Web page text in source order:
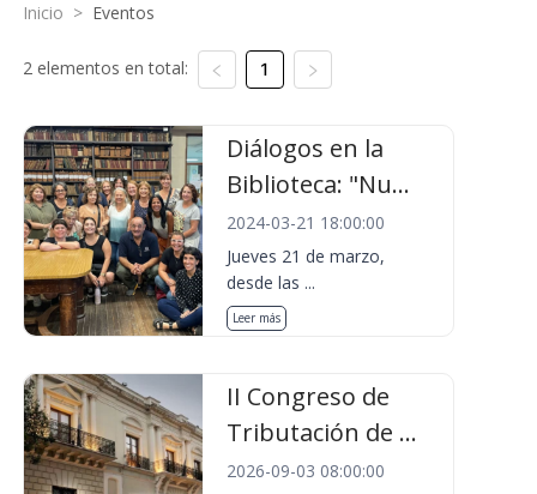
Inicio > Eventos
2 elementos en total: 1
Diálogos en la
Biblioteca: "Nu...
2024-03-21 18:00:00
Jueves 21 de marzo,
desde las ...
Leer más
II Congreso de
Tributación de ...
2026-09-03 08:00:00